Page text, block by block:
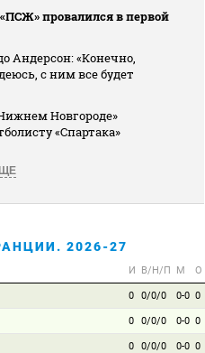
провалился в первой
Андерсон: «Конечно,
с ним все будет
Новгороде»
«Спартака»
2026-27
И В/Н/П М О
0 0/0/0 0-0 0
0 0/0/0 0-0 0
0 0/0/0 0-0 0